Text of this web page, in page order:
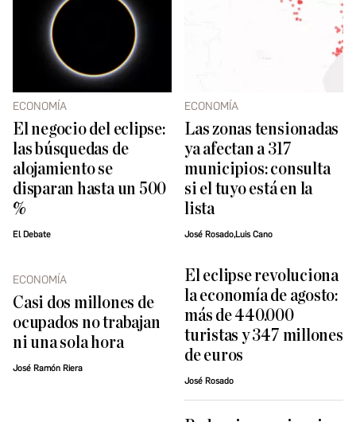
ECONOMÍA
El negocio del eclipse:
las búsquedas de
alojamiento se
disparan hasta un 500
%
El Debate
ECONOMÍA
Las zonas tensionadas
ya afectan a 317
municipios: consulta
si el tuyo está en la
lista
José Rosado,Luis Cano
ECONOMÍA
Casi dos millones de
ocupados no trabajan
ni una sola hora
José Ramón Riera
El eclipse revoluciona
la economía de agosto:
más de 440.000
turistas y 347 millones
de euros
José Rosado